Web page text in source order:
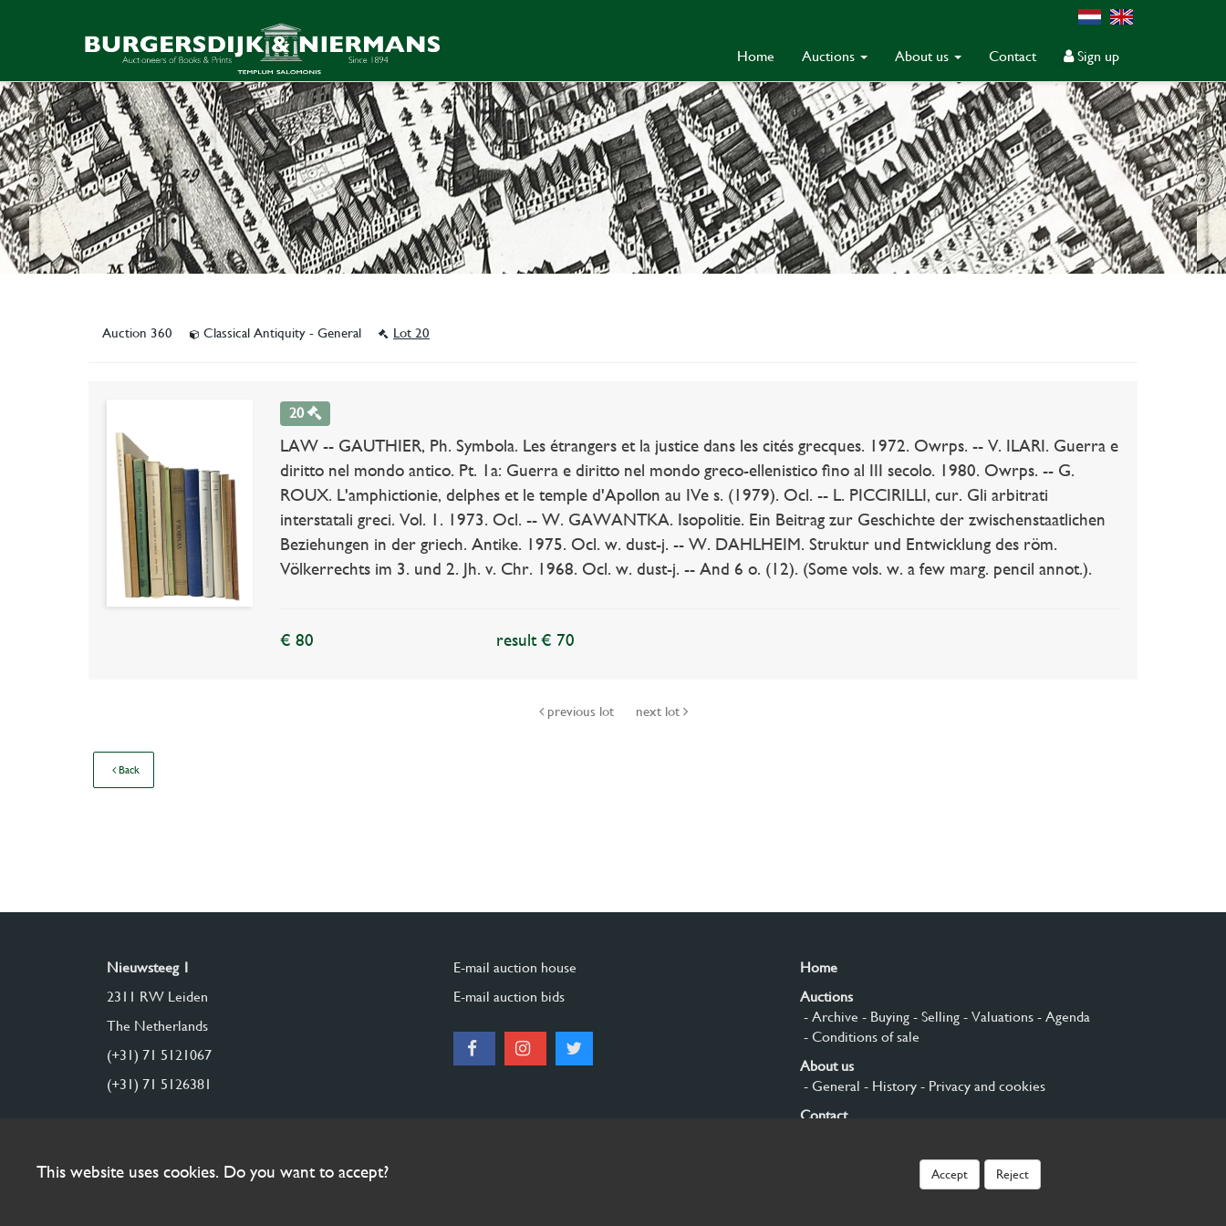
Home Auctions About us Contact Sign up
Auction 360 Classical Antiquity - General Lot 20
20
LAW -- GAUTHIER, Ph. Symbola. Les étrangers et la justice dans les cités grecques. 1972. Owrps. -- V. ILARI. Guerra e
diritto nel mondo antico. Pt. 1a: Guerra e diritto nel mondo greco-ellenistico fino al III secolo. 1980. Owrps. -- G.
ROUX. L'amphictionie, delphes et le temple d'Apollon au IVe s. (1979). Ocl. -- L. PICCIRILLI, cur. Gli arbitrati
interstatali greci. Vol. 1. 1973. Ocl. -- W. GAWANTKA. Isopolitie. Ein Beitrag zur Geschichte der zwischenstaatlichen
Beziehungen in der griech. Antike. 1975. Ocl. w. dust-j. -- W. DAHLHEIM. Struktur und Entwicklung des röm.
Völkerrechts im 3. und 2. Jh. v. Chr. 1968. Ocl. w. dust-j. -- And 6 o. (12). (Some vols. w. a few marg. pencil annot.).
€ 80 result € 70
previous lot next lot
Back
Nieuwsteeg 1
2311 RW Leiden
The Netherlands
(+31) 71 5121067
(+31) 71 5126381
E-mail auction house
E-mail auction bids
Home
Auctions
- Archive - Buying- Selling- Valuations- Agenda
- Conditions of sale
About us
- General - History- Privacy and cookies
Contact
This website uses cookies. Do you want to accept? Accept Reject